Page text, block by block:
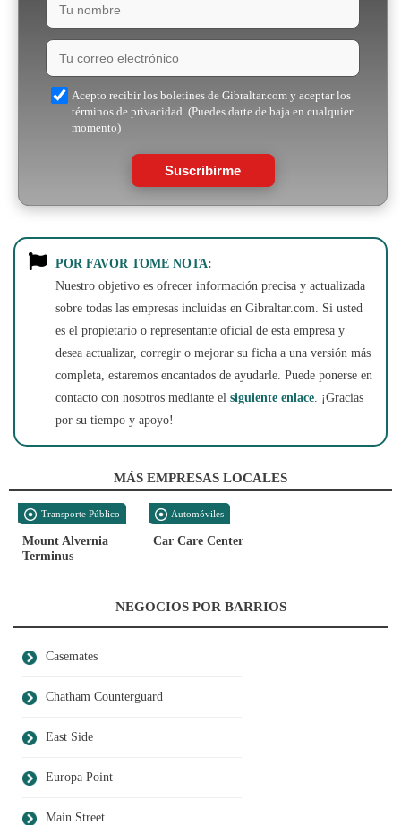
Acepto recibir los boletines de Gibraltar.com y aceptar los
términos de privacidad. (Puedes darte de baja en cualquier
momento)
Suscribirme
POR FAVOR TOME NOTA:
Nuestro objetivo es ofrecer información precisa y actualizada
sobre todas las empresas incluidas en Gibraltar.com. Si usted
es el propietario o representante oficial de esta empresa y
desea actualizar, corregir o mejorar su ficha a una versión más
completa, estaremos encantados de ayudarle. Puede ponerse en
contacto con nosotros mediante el siguiente enlace. ¡Gracias
por su tiempo y apoyo!
MÁS EMPRESAS LOCALES
Transporte Público
Mount Alvernia
Terminus
Automóviles
Car Care Center
NEGOCIOS POR BARRIOS
Casemates
Chatham Counterguard
East Side
Europa Point
Main Street